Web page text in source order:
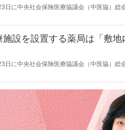
日に中央社会保険医療協議会（中医協）総
目を列記するもので点数は未定。後発薬
設を設置する薬局は「敷地
日に中央社会保険医療協議会（中医協）総
目を列記するもので点数は未定。保険薬